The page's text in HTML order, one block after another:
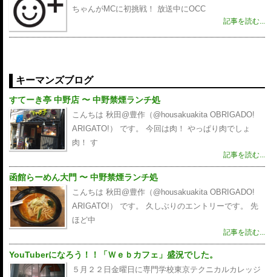
ちゃんがMCに初挑戦！ 放送中にOCC
記事を読む...
キーマンズブログ
すてーき亭 中野店 〜 中野禁煙ランチ処
こんちは 秋田@豊作（@housakuakita‎ OBRIGADO!
ARIGATO!） です。 今回は肉！ やっぱり肉でしょ
肉！ す
記事を読む...
函館らーめん大門 〜 中野禁煙ランチ処
こんちは 秋田@豊作（@housakuakita‎ OBRIGADO!
ARIGATO!） です。 久しぶりのエントリーです。 先
ほど中
記事を読む...
YouTuberになろう！！「Ｗｅｂカフェ」盛況でした。
５月２２日金曜日に専門学校東京テクニカルカレッジ